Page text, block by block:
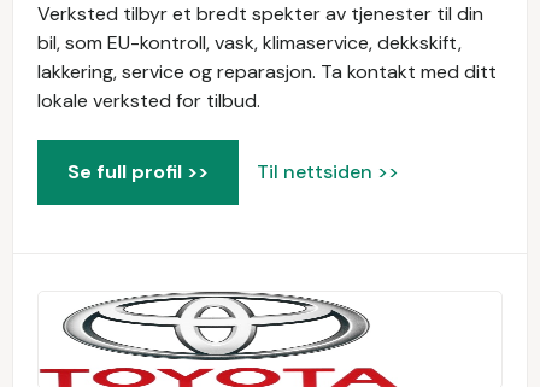
Verksted tilbyr et bredt spekter av tjenester til din
bil, som EU-kontroll, vask, klimaservice, dekkskift,
lakkering, service og reparasjon. Ta kontakt med ditt
lokale verksted for tilbud.
Se full profil >> Til nettsiden >>